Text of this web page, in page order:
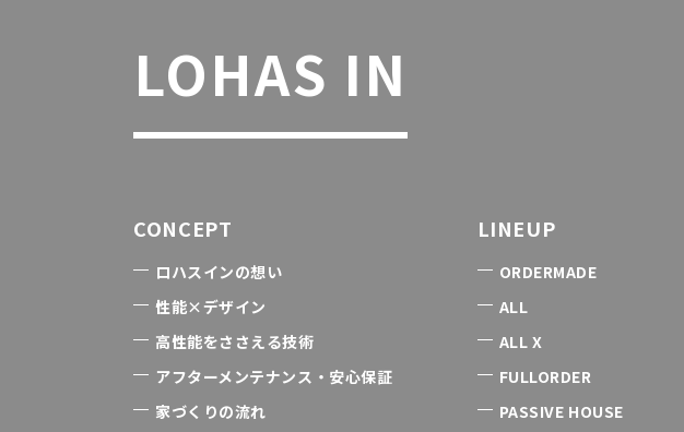
LOHAS IN
CONCEPT
ロハスインの想い
性能×デザイン
高性能をささえる技術
アフターメンテナンス・安心保証
家づくりの流れ
LINEUP
ORDERMADE
ALL
ALL X
FULLORDER
PASSIVE HOUSE